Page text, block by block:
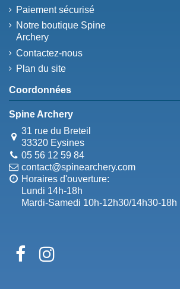
Paiement sécurisé
Notre boutique Spine
Archery
Contactez-nous
Plan du site
Coordonnées
Spine Archery
31 rue du Breteil
33320 Eysines
05 56 12 59 84
contact@spinearchery.com
Horaires d'ouverture:
Lundi 14h-18h
Mardi-Samedi 10h-12h30/14h30-18h